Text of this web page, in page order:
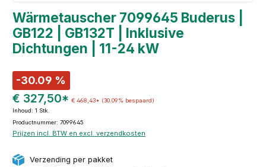
Wärmetauscher 7099645 Buderus |
GB122 | GB132T | Inklusive
Dichtungen | 11-24 kW
-30.09 %
€ 327,50* € 468,43* (30.09% bespaard)
Inhoud: 1 Stk.
Productnummer: 7099645
Prijzen incl. BTW en excl. verzendkosten
Verzending per pakket